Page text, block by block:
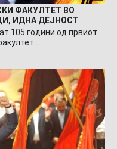
ФАКУЛТЕТ ВО
ИДНА ДЕЈНОСТ
105 години од првиот